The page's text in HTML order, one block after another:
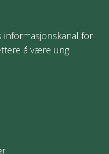
informasjonskanal for
å være ung.